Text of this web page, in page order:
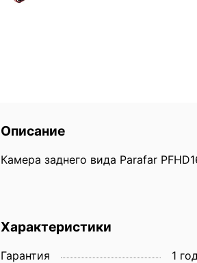
Описание
Камера заднего вида Parafar
Характеристики
Гарантия 1